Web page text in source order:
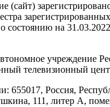
(сайт)
состоянию на
учреждение
телевизионный
655017, Россия,
111, литер А,